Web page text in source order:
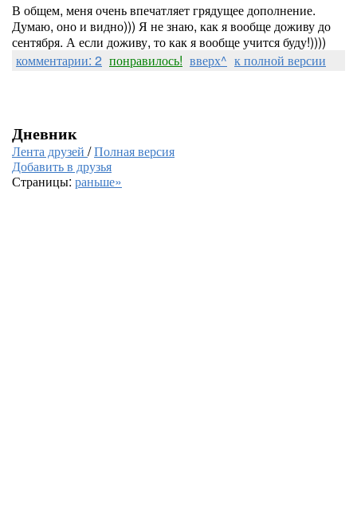
В общем, меня очень впечатляет грядущее дополнение.
Думаю, оно и видно))) Я не знаю, как я вообще доживу до
сентября. А если доживу, то как я вообще учится буду!))))
комментарии: 2 понравилось! вверх^ к полной версии
Дневник
Лента друзей /Полная версия
Добавить в друзья
Страницы: раньше»